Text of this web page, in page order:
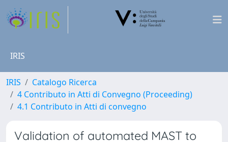
IRIS
IRIS
Catalogo Ricerca
4 Contributo in Atti di Convegno (Proceeding)
4.1 Contributo in Atti di convegno
Validation of automated MAST to